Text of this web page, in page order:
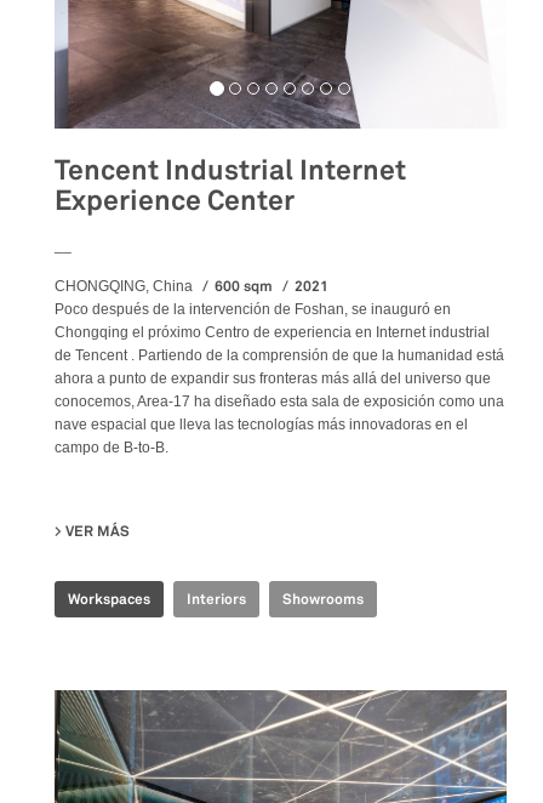
Tencent Industrial Internet
Experience Center
CHONGQING, China 600 sqm 2021
Poco después de la intervención de Foshan, se inauguró en
Chongqing el próximo Centro de experiencia en Internet industrial
de Tencent . Partiendo de la comprensión de que la humanidad está
ahora a punto de expandir sus fronteras más allá del universo que
conocemos, Area-17 ha diseñado esta sala de exposición como una
nave espacial que lleva las tecnologías más innovadoras en el
campo de B-to-B.
VER MÁS
Workspaces Interiors Showrooms